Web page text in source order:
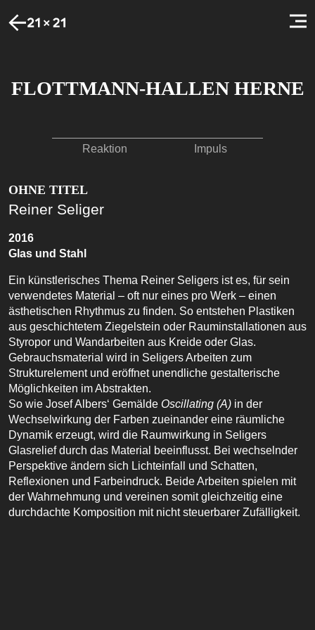
FLOTTMANN-HALLEN HERNE
Reaktion Impuls
OHNE TITEL
Reiner Seliger
2016
Glas und Stahl
Ein künstlerisches Thema Reiner Seligers ist es, für sein
verwendetes Material – oft nur eines pro Werk – einen
ästhetischen Rhythmus zu finden. So entstehen Plastiken
aus geschichtetem Ziegelstein oder Rauminstallationen aus
Styropor und Wandarbeiten aus Kreide oder Glas.
Gebrauchsmaterial wird in Seligers Arbeiten zum
Strukturelement und eröffnet unendliche gestalterische
Möglichkeiten im Abstrakten.
So wie Josef Albers‘ Gemälde Oscillating (A) in der
Wechselwirkung der Farben zueinander eine räumliche
Dynamik erzeugt, wird die Raumwirkung in Seligers
Glasrelief durch das Material beeinflusst. Bei wechselnder
Perspektive ändern sich Lichteinfall und Schatten,
Reflexionen und Farbeindruck. Beide Arbeiten spielen mit
der Wahrnehmung und vereinen somit gleichzeitig eine
durchdachte Komposition mit nicht steuerbarer Zufälligkeit.